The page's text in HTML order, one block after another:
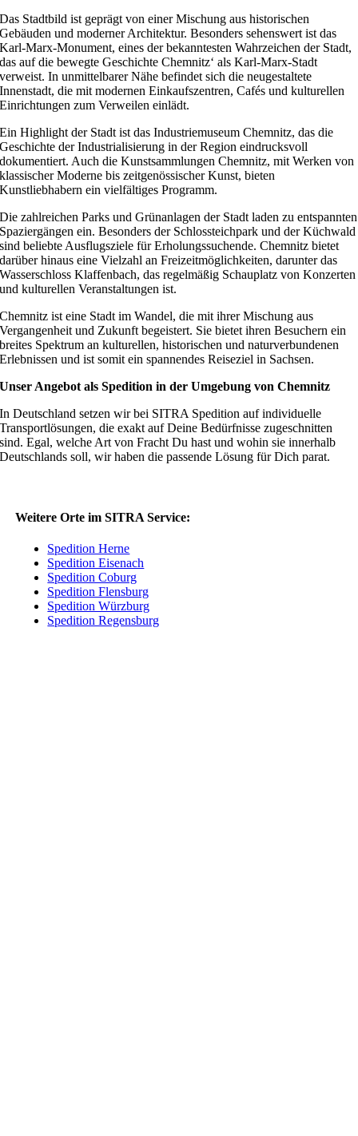
Das Stadtbild ist geprägt von einer Mischung aus historischen
Gebäuden und moderner Architektur. Besonders sehenswert ist das
Karl-Marx-Monument, eines der bekanntesten Wahrzeichen der Stadt,
das auf die bewegte Geschichte Chemnitz‘ als Karl-Marx-Stadt
verweist. In unmittelbarer Nähe befindet sich die neugestaltete
Innenstadt, die mit modernen Einkaufszentren, Cafés und kulturellen
Einrichtungen zum Verweilen einlädt.
Ein Highlight der Stadt ist das Industriemuseum Chemnitz, das die
Geschichte der Industrialisierung in der Region eindrucksvoll
dokumentiert. Auch die Kunstsammlungen Chemnitz, mit Werken von
klassischer Moderne bis zeitgenössischer Kunst, bieten
Kunstliebhabern ein vielfältiges Programm.
Die zahlreichen Parks und Grünanlagen der Stadt laden zu entspannten
Spaziergängen ein. Besonders der Schlossteichpark und der Küchwald
sind beliebte Ausflugsziele für Erholungssuchende. Chemnitz bietet
darüber hinaus eine Vielzahl an Freizeitmöglichkeiten, darunter das
Wasserschloss Klaffenbach, das regelmäßig Schauplatz von Konzerten
und kulturellen Veranstaltungen ist.
Chemnitz ist eine Stadt im Wandel, die mit ihrer Mischung aus
Vergangenheit und Zukunft begeistert. Sie bietet ihren Besuchern ein
breites Spektrum an kulturellen, historischen und naturverbundenen
Erlebnissen und ist somit ein spannendes Reiseziel in Sachsen.
Unser Angebot als Spedition in der Umgebung von Chemnitz
In Deutschland setzen wir bei SITRA Spedition auf individuelle
Transportlösungen, die exakt auf Deine Bedürfnisse zugeschnitten
sind. Egal, welche Art von Fracht Du hast und wohin sie innerhalb
Deutschlands soll, wir haben die passende Lösung für Dich parat.
Weitere Orte im SITRA Service:
Spedition Herne
Spedition Eisenach
Spedition Coburg
Spedition Flensburg
Spedition Würzburg
Spedition Regensburg